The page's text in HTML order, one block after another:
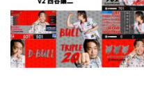
夾